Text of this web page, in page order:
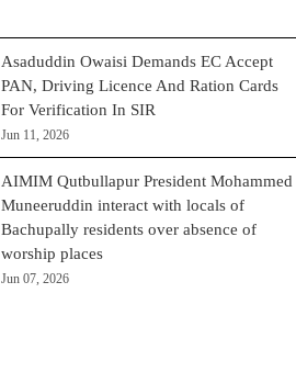
Asaduddin Owaisi Demands EC Accept
PAN, Driving Licence And Ration Cards
For Verification In SIR
Jun 11, 2026
AIMIM Qutbullapur President Mohammed
Muneeruddin interact with locals of
Bachupally residents over absence of
worship places
Jun 07, 2026